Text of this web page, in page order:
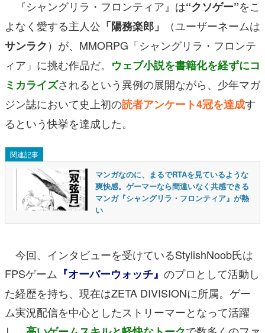
『シャングリラ・フロンティア』は“クソゲー”をこ
よなく愛する主人公 「陽務楽郎」
（ユーザーネームは
サンラク）が、MMORPG「シャングリラ・フロンテ
ィア」に挑む作品だ。 ウェブ小説を書籍化を経ずにコ
ミカライズされるという異例の展開ながら、少年マガ
ジン誌において史上初の読者アンケート4冠を達成す
るという快挙を達成した。
関連記事
マンガなのに、まるでRTAを見ているような
爽快感。ゲーマーなら間違いなく共感できる
マンガ『シャングリラ・フロンティア』が熱
い
今回、インタビューを受けているStylishNoob氏は
FPSゲーム 『オーバーウォッチ』 のプロとして活動し
た経歴を持ち、現在はZETA DIVISIONに所属。ゲー
ム実況配信を中心としたストリーマーとなって活躍